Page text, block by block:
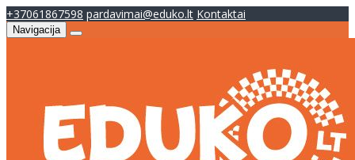
+37061867598 pardavimai@eduko.lt Kontaktai
Navigacija